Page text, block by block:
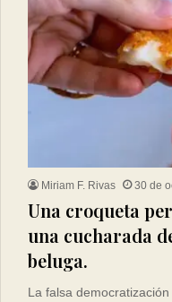
Miriam F. Rivas 30 de
Una croqueta
una cucharada
beluga.
La falsa